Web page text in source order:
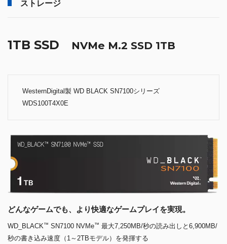
ストレージ
1TB SSD NVMe M.2 SSD 1TB
WesternDigital製 WD BLACK SN7100シリーズ
WDS100T4X0E
どんなゲームでも、より快適なゲームプレイを実現。
WD_BLACK™ SN7100 NVMe™ 最大7,250MB/秒の読み出しと6,900MB/
秒の書き込み速度（1～2TBモデル）を発揮する